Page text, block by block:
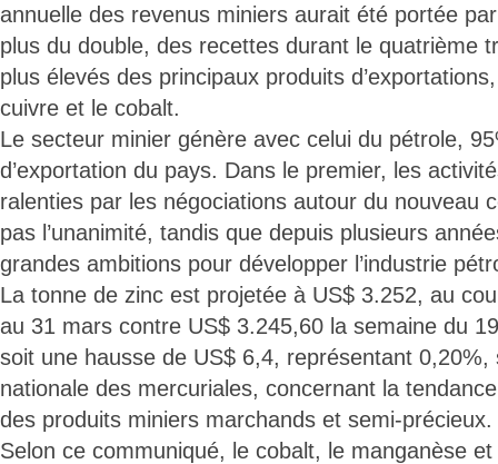
annuelle des revenus miniers aurait été portée
plus du double, des recettes durant le quatrième
plus élevés des principaux produits
cuivre et le cobalt.
Le secteur minier génère avec celui du pétrole,
d’exportation du pays. Dans le premier, les
ralenties par les négociations autour du nouveau
pas l’unanimité, tandis que depuis plusieurs
grandes ambitions pour développer l’industrie
La tonne de zinc est projetée à US$ 3.252, au
au 31 mars contre US$ 3.245,60 la semaine du
soit une hausse de US$ 6,4, représentant 0,20%,
nationale des mercuriales, concernant la
des produits miniers marchands et semi-précieux.
Selon ce communiqué, le cobalt, le manganèse